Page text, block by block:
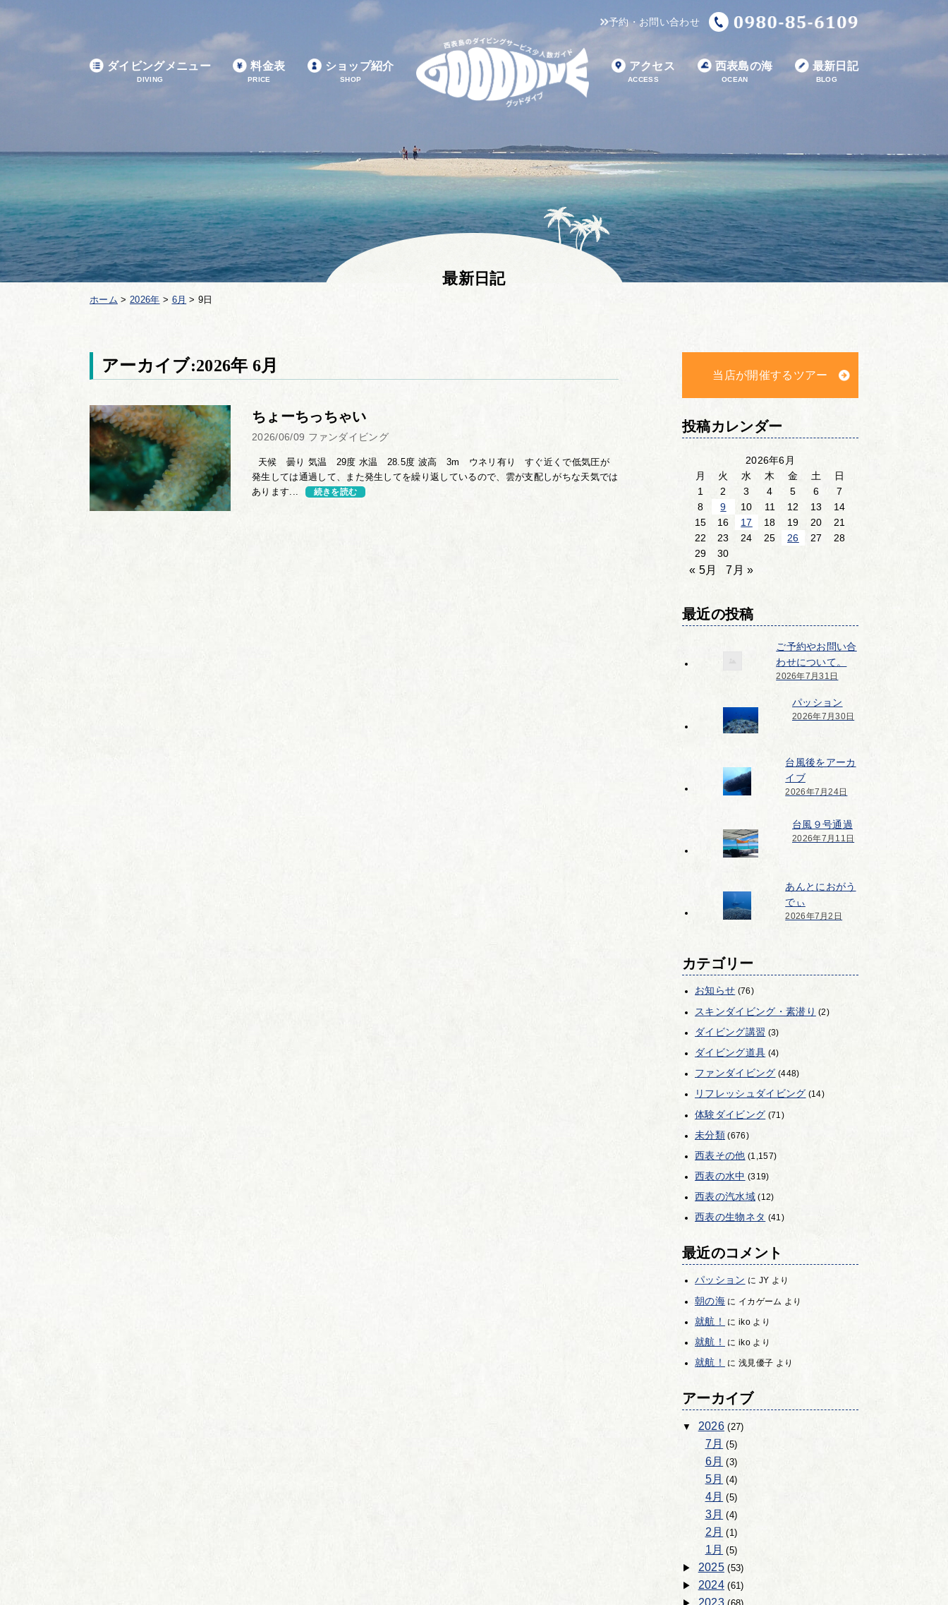
予約・お問い合わせ
ダイビングメニュー
DIVING
料金表
PRICE
ショップ紹介
SHOP
アクセス
ACCESS
西表島の海
OCEAN
最新日記
BLOG
最新日記
ホーム > 2026年 > 6月 >9日
アーカイブ:2026年 6月
ちょーちっちゃい
2026/06/09 ファンダイビング
天候 曇り 気温 29度 水温 28.5度 波高 3m ウネリ有り すぐ近くで低気圧が
発生しては通過して、また発生してを繰り返しているので、雲が支配しがちな天気では
あります...
続きを読む
当店が開催するツアー
投稿カレンダー
2026年6月
月
火 水 木 金 土
日
1
2 3 4 5 6
7
8
9 10 11 12 13
14
15
16 17 18 19 20
21
22
23 24 25 26 27
28
29
30
« 5月 7月 »
最近の投稿
ご予約やお問い合
わせについて。
2026年7月31日
パッション
2026年7月30日
台風後をアーカ
イブ
2026年7月24日
台風９号通過
2026年7月11日
あんとにおがう
でぃ
2026年7月2日
カテゴリー
お知らせ (76)
スキンダイビング・素潜り (2)
ダイビング講習 (3)
ダイビング道具 (4)
ファンダイビング (448)
リフレッシュダイビング (14)
体験ダイビング (71)
未分類(676)
西表その他 (1,157)
西表の水中 (319)
西表の汽水域(12)
西表の生物ネタ (41)
最近のコメント
パッション に JY より
朝の海に イカゲーム より
就航！ に ikoより
就航！ に ikoより
就航！ に 浅見優子 より
アーカイブ
2026(27)
7月 (5)
6月 (3)
5月 (4)
4月 (5)
3月 (4)
2月 (1)
1月 (5)
2025(53)
2024(61)